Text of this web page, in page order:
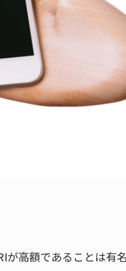
が高額であることは有